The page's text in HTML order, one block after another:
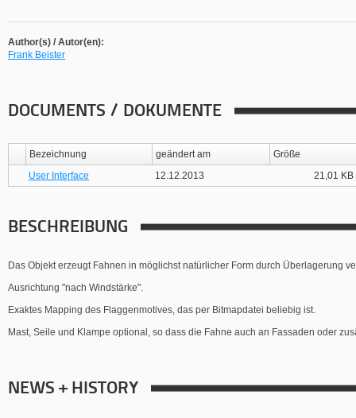
Author(s) / Autor(en):
Frank Beister
DOCUMENTS / DOKUMENTE
Bezeichnung geändert am
Größe
User Interface
12.12.2013 21,01 KB
BESCHREIBUNG
Das Objekt erzeugt Fahnen in möglichst natürlicher Form durch Überlagerung
Ausrichtung "nach Windstärke".
Exaktes Mapping des Flaggenmotives, das per Bitmapdatei beliebig ist.
Mast, Seile und Klampe optional, so dass die Fahne auch an Fassaden oder
NEWS + HISTORY